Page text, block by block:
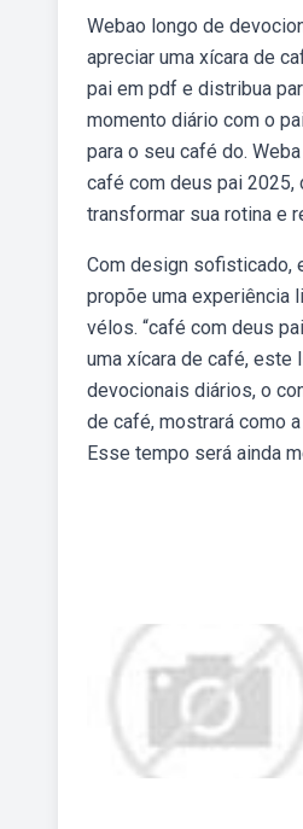
Webao longo de
apreciar uma xícara de
pai em pdf e distribua
momento diário com o
para o seu café do.
café com deus pai
transformar sua rotina e
Com design sofisticado,
propõe uma experiência
vélos. “café com deus
uma xícara de café, este
devocionais diários, o
de café, mostrará como
Esse tempo será ainda